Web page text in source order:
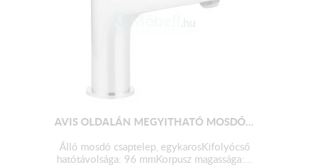
AVIS OLDALÁN MEGYITHATÓ MOSDÓ...
Álló mosdó csaptelep, egykarosKifolyócső
hatótávolsága: 96 mmKorpusz magassága:...